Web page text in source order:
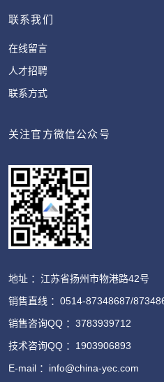
联系我们
在线留言
人才招聘
联系方式
关注官方微信公众号
地址 ：江苏省扬州市物港路42号
销售直线 ：0514-87348687/
销售咨询QQ ：3783939712
技术咨询QQ ：1903906893
E-mail ：info@china-yec.com